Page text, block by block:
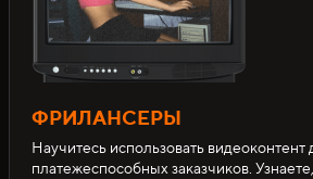
ФРИЛАНСЕРЫ
Научитесь использовать видеоконтент
платежеспособных заказчиков.